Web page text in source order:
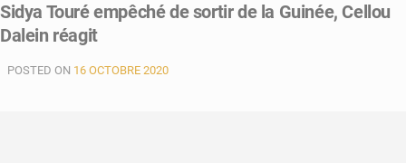
Sidya Touré empêché de sortir de la Guinée, Cellou
Dalein réagit
POSTED ON 16 OCTOBRE 2020